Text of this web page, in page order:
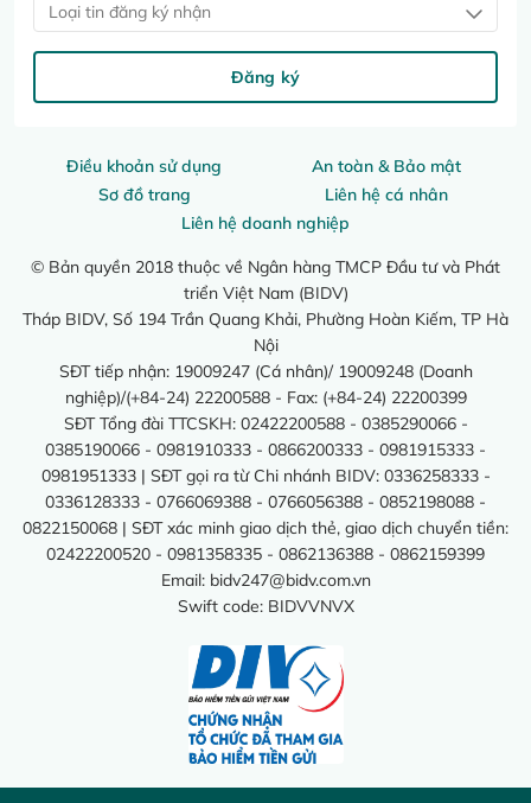
Điều khoản sử dụng
An toàn & Bảo mật
Sơ đồ trang
Liên hệ cá nhân
Liên hệ doanh nghiệp
© Bản quyền 2018 thuộc về Ngân hàng TMCP Đầu tư và Phát
triển Việt Nam (BIDV)
Tháp BIDV, Số 194 Trần Quang Khải, Phường Hoàn Kiếm, TP Hà
Nội
SĐT tiếp nhận: 19009247 (Cá nhân)/ 19009248 (Doanh
nghiệp)/(+84-24) 22200588 - Fax: (+84-24) 22200399
SĐT Tổng đài TTCSKH: 02422200588 - 0385290066 -
0385190066 - 0981910333 - 0866200333 - 0981915333 -
0981951333 | SĐT gọi ra từ Chi nhánh BIDV: 0336258333 -
0336128333 - 0766069388 - 0766056388 - 0852198088 -
0822150068 | SĐT xác minh giao dịch thẻ, giao dịch chuyển tiền:
02422200520 - 0981358335 - 0862136388 - 0862159399
Email: bidv247@bidv.com.vn
Swift code: BIDVVNVX
Loại tin đăng ký nhận
Đăng ký